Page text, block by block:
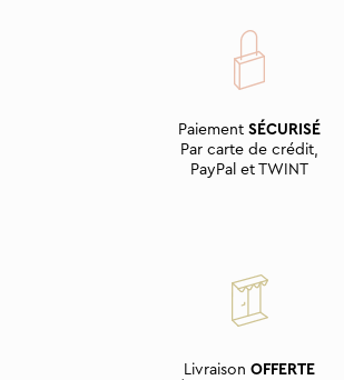
Paiement SÉCURISÉ
Par carte de crédit,
PayPal et TWINT
Livraison OFFERTE